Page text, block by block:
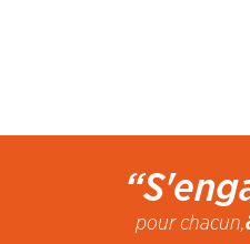
pour chacun,